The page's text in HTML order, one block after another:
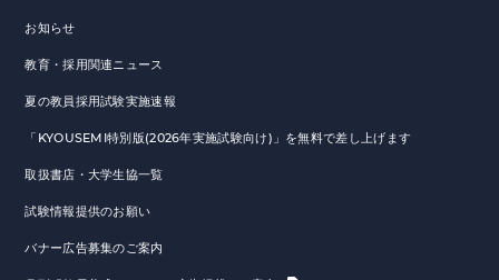
お知らせ
教育・採用関連ニュース
夏の教員採用試験実施速報
「KYOUSEMI特別版(2026年実施試験向け)」を無料で差し上げます
取扱書店・大学生協一覧
試験情報提供のお願い
バナー広告募集のご案内